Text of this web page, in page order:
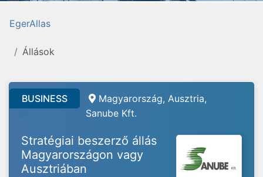
EgerAllas
Állások
BUSINESS
Magyarország, Ausztria,
Sanube Kft.
Stratégiai beszerző állás
Magyarországon vagy
Ausztriában